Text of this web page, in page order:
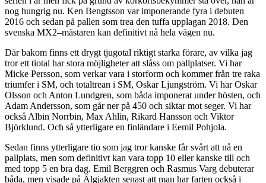
nog hungrig nu. Ken Bengtsson var imponerande fyra i debuten
2016 och sedan på pallen som trea den tuffa upplagan 2018. Den
svenska MX2–mästaren kan definitivt nå hela vägen nu.
Där bakom finns ett drygt tjugotal riktigt starka förare, av vilka jag
tror ett tiotal har stora möjligheter att slåss om pallplatser. Vi har
Micke Persson, som verkar vara i storform och kommer från tre raka
triumfer i SM, och totaltrean i SM, Oskar Ljungström. Vi har Oskar
Olsson och Anton Lundgren, som båda imponerat under hösten, och
Adam Andersson, som går ner på 450 och siktar mot seger. Vi har
också Albin Norrbin, Max Ahlin, Rikard Hansson och Viktor
Björklund. Och så ytterligare en finländare i Eemil Pohjola.
Sedan finns ytterligare tio som jag tror kanske får svårt att nå en
pallplats, men som definitivt kan vara topp 10 eller kanske till och
med topp 5 en bra dag. Emil Berggren och Rasmus Varg debuterar
båda, men visade på Älgjakten senast att man har farten också i